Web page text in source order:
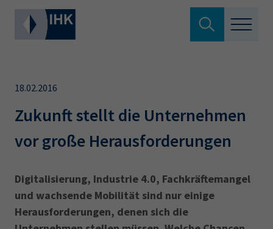
Aus- & Fortbildung
Berufszugang
Ratgeber
Service & Anträge
Suche verlassen
Wonach suchen Sie?
Suchen
Hier können Sie auch aus den meistgesuchten
Begriffen vorauswählen
18.02.2016
Zukunft stellt die Unternehmen
vor große Herausforderungen
Digitalisierung, Industrie 4.0, Fachkräftemangel
und wachsende Mobilität sind nur ‎einige
‎Herausforderungen, denen sich die